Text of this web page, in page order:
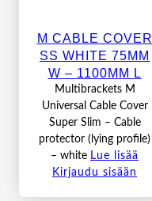
M CABLE COVER
SS WHITE 75MM
W – 1100MM L
Multibrackets M
Universal Cable Cover
Super Slim – Cable
protector (lying profile)
– white Lue lisää
Kirjaudu sisään